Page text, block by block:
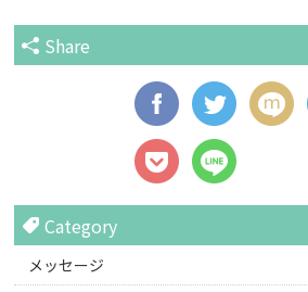
Share
Category
メッセージ